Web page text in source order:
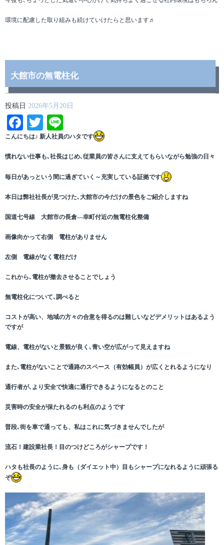
環境に配慮した取り組みも続けていけたらと思います♬
大館市の無電柱化
投稿日 2026年5月20日
Facebook
Twitter
こんにちは♪ 新人社員のハタです
慣れない仕事も､社長はじめ､従業員の皆さんに支えてもらいながら勉強の日々
毎日があっという間に過ぎていく～充実している証拠です
本日は弊社社長が見つけた､大館市の今だけの景色をご紹介しますね
国道七号線 大館市の長倉―幸町付近の無電柱化整備
画像向かって右側 電柱がありません
左側 電線がなく電柱だけ
これから､電柱が撤去させることでしょう
無電柱化について､調べると
コストが高い、地域の方々の合意を得るのは難しいなどデメリットはあるよう
ですが
電線、電柱がないと景観が良く､青い空が広がって見えますね
また､電柱がないことで通路のスペース（有効幅員）が広くとれるようになり
通行者が､より安全で快適に通行できるようになるとのこと
災害時の安全が保たれるのも利点のようです
普段､街を車で通っても、私はこれに気づきませんでしたが
流石！建設業社長！目のつけどころがシャープです！
ハタも社長のように､身も（ダイエット中）目もシャープになれるように頑張る
ぞ